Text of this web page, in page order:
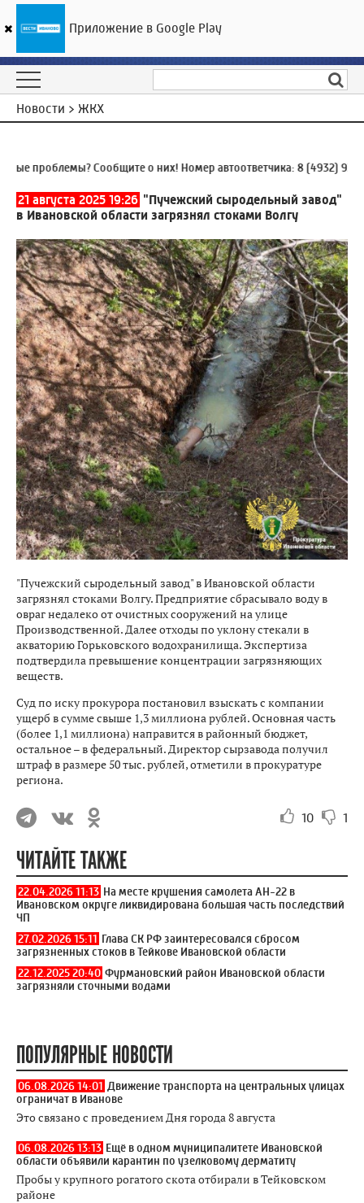
ГТРК «Ивтелерадио»
Новости > ЖКХ
проблемы? Сообщите о них! Номер автоответчика:8 (4932) 930-
21 августа 2025 19:26 "Пучежский сыродельный завод"
в Ивановской области загрязнял стоками Волгу
"Пучежский сыродельный завод" в Ивановской области
загрязнял стоками Волгу. Предприятие сбрасывало воду в
овраг недалеко от очистных сооружений на улице
Производственной. Далее отходы по уклону стекали в
акваторию Горьковского водохранилища. Экспертиза
подтвердила превышение концентрации загрязняющих
веществ.
Суд по иску прокурора постановил взыскать с компании
ущерб в сумме свыше 1,3 миллиона рублей. Основная часть
(более 1,1 миллиона) направится в районный бюджет,
остальное – в федеральный. Директор сырзавода получил
штраф в размере 50 тыс. рублей, отметили в прокуратуре
региона.
10 1
ЧИТАЙТЕ ТАКЖЕ
22.04.2026 11:13 На месте крушения самолета АН-22 в
Ивановском округе ликвидирована большая часть последствий
ЧП
27.02.2026 15:11 Глава СК РФ заинтересовался сбросом
загрязненных стоков в Тейкове Ивановской области
22.12.2025 20:40 Фурмановский район Ивановской области
загрязняли сточными водами
ПОПУЛЯРНЫЕ НОВОСТИ
06.08.2026 14:01 Движение транспорта на центральных улицах
ограничат в Иванове
Это связано с проведением Дня города 8 августа
06.08.2026 13:13 Ещё в одном муниципалитете Ивановской
области объявили карантин по узелковому дерматиту
Пробы у крупного рогатого скота отбирали в Тейковском
районе
Приложение в Google Play